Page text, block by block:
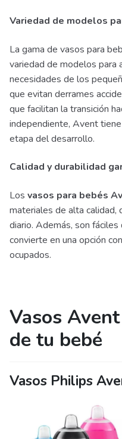
Variedad de modelos
La gama de vasos para
variedad de modelos para
necesidades de los
que evitan derrames
que facilitan la transición
independiente, Avent
etapa del desarrollo.
Calidad y durabilidad
Los vasos para bebés
materiales de alta calidad,
diario. Además, son
convierte en una opción
ocupados.
Vasos
de tu bebé
Vasos Philips